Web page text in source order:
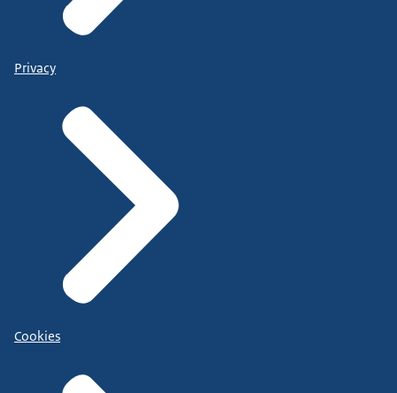
Privacy
Cookies